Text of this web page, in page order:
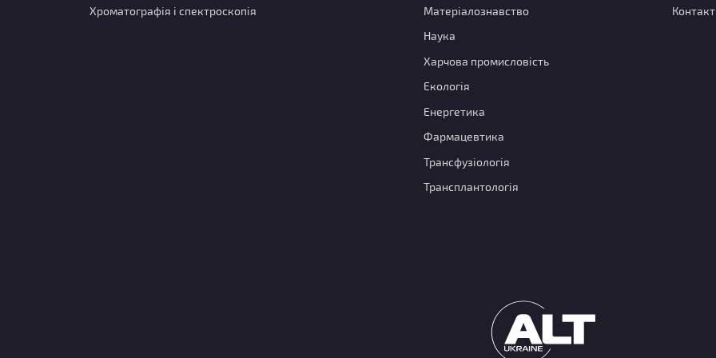
Хроматографія і спектроскопія
Матеріалознавство
Наука
Харчова промисловість
Екологія
Енергетика
Фармацевтика
Трансфузіологія
Трансплантологія